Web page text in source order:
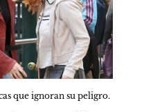
que ignoran su peligro.